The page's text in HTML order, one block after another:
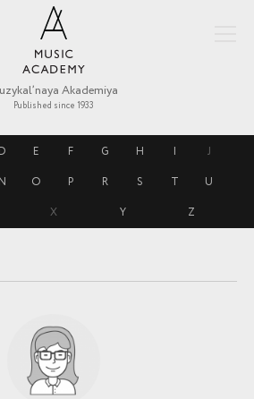
Akademiya
Published since 1933
D E F G H I
J
N O P R S T
U
X Y Z